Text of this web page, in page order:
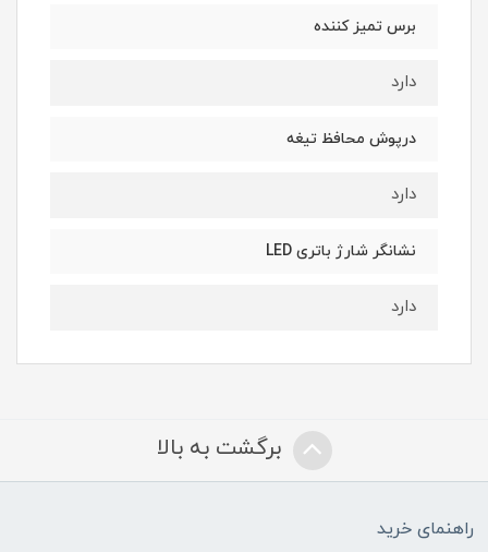
برس تمیز کننده
دارد
درپوش محافظ تیغه
دارد
نشانگر شارژ باتری LED
دارد
برگشت به بالا
راهنمای خرید